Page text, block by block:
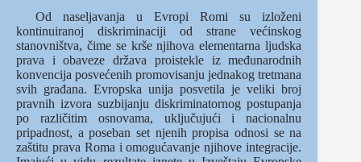
Od naseljavanja u Evropi Romi su izloženi
kontinuiranoj diskriminaciji od strane većinskog
stanovništva, čime se krše njihova elementarna ljudska
prava i obaveze država proistekle iz međunarodnih
konvencija posvećenih promovisanju jednakog tretmana
svih građana. Evropska unija posvetila je veliki broj
pravnih izvora suzbijanju diskriminatornog postupanja
po različitim osnovama, uključujući i nacionalnu
pripadnost, a poseban set njenih propisa odnosi se na
zaštitu prava Roma i omogućavanje njihove integracije.